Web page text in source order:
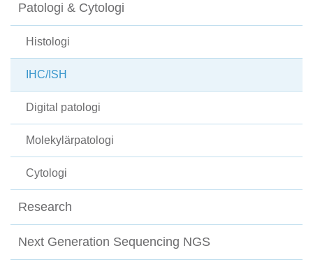
Patologi & Cytologi
Histologi
IHC/ISH
Digital patologi
Molekylärpatologi
Cytologi
Research
Next Generation Sequencing NGS